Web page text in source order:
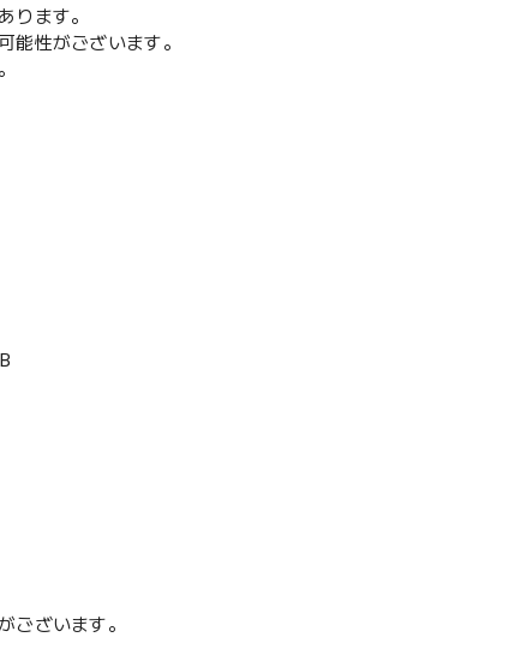
ります。
能性がございます。
ざいます。